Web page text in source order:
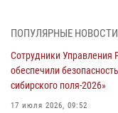
акции «Коробка
Сотрудники Росгвардии
ПОПУЛЯРНЫЕ НОВОСТИ
Сотрудники Управления
обеспечили
сибирского поля-2026»
17 июля 2026, 09:52